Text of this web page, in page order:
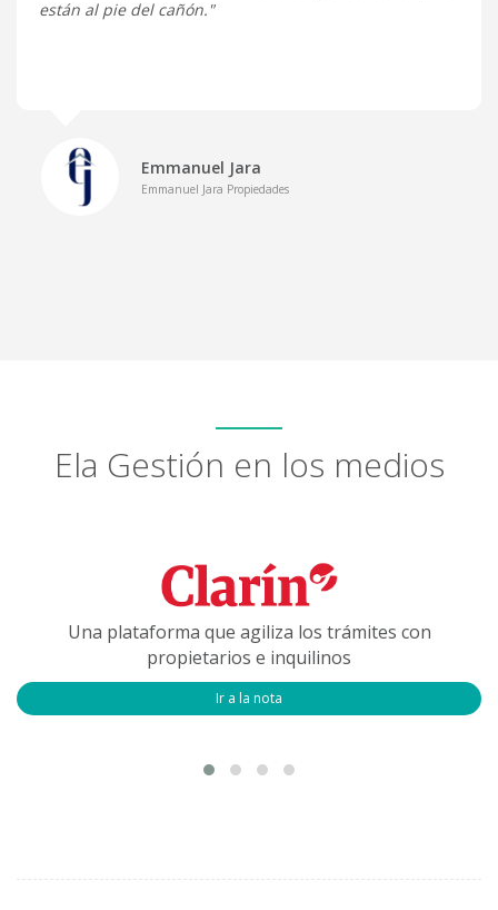
están al pie del cañón."
Emmanuel Jara
Emmanuel Jara Propiedades
Ela Gestión en los medios
Una plataforma que agiliza los trámites con
propietarios e inquilinos
Ir a la nota